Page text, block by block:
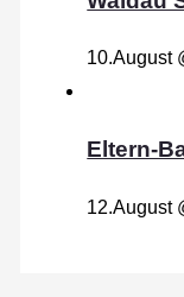
10.August
Eltern-
12.August